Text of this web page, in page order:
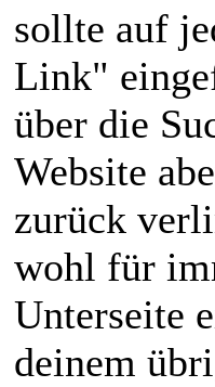
sollte auf
Link"
über die
Website
zurück
wohl für
Unterseite
deinem